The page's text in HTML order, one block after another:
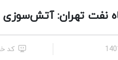
نفت تهران:
کد خبر